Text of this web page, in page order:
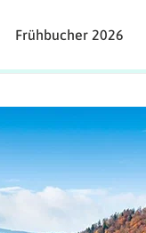
Frühbucher 2026